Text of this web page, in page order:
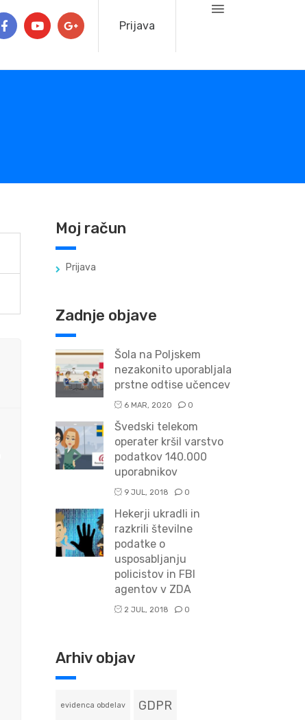
Prijava
Moj račun
Prijava
Zadnje objave
Šola na Poljskem
nezakonito uporabljala
prstne odtise učencev
6 MAR, 2020 0
Švedski telekom
operater kršil varstvo
podatkov 140.000
uporabnikov
9 JUL, 2018 0
Hekerji ukradli in
razkrili številne
podatke o
usposabljanju
policistov in FBI
agentov v ZDA
2 JUL, 2018 0
Arhiv objav
evidenca obdelav GDPR